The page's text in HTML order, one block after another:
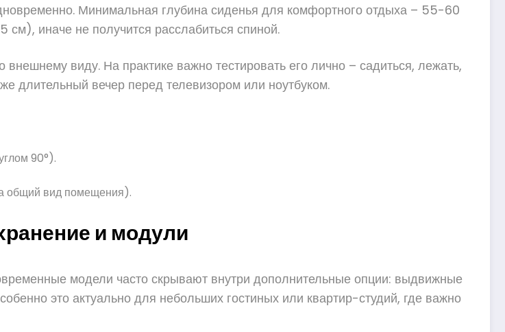
Минимальная глубина сиденья для комфортного отдыха – 55-60
иначе не получится расслабиться спиной.
виду. На практике важно тестировать его лично – садиться, лежать,
длительный вечер перед телевизором или ноутбуком.
90°).
общий вид помещения).
и модули
модели часто скрывают внутри дополнительные опции: выдвижные
это актуально для небольших гостиных или квартир-студий, где важно